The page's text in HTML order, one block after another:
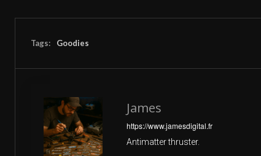
Tags: Goodies
James
https://www.jamesdigital.fr
Antimatter thruster.